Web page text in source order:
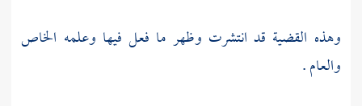
وهذه القضية قد انتشرت وظهر ما فعل فيها وعلمه الخاص
والعام .